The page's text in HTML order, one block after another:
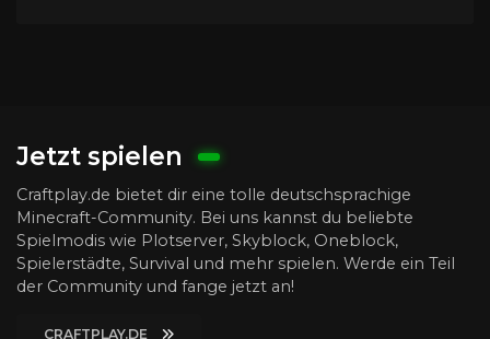
Jetzt spielen
Craftplay.de bietet dir eine tolle deutschsprachige
Minecraft-Community. Bei uns kannst du beliebte
Spielmodis wie Plotserver, Skyblock, Oneblock,
Spielerstädte, Survival und mehr spielen. Werde ein Teil
der Community und fange jetzt an!
CRAFTPLAY.DE